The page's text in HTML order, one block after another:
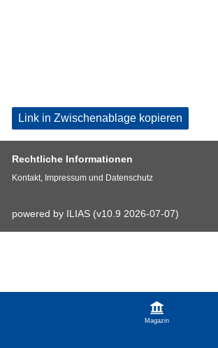
Magazin
Link in Zwischenablage kopieren
Rechtliche Informationen
Kontakt, Impressum und Datenschutz
powered by ILIAS (v10.9 2026-07-07)